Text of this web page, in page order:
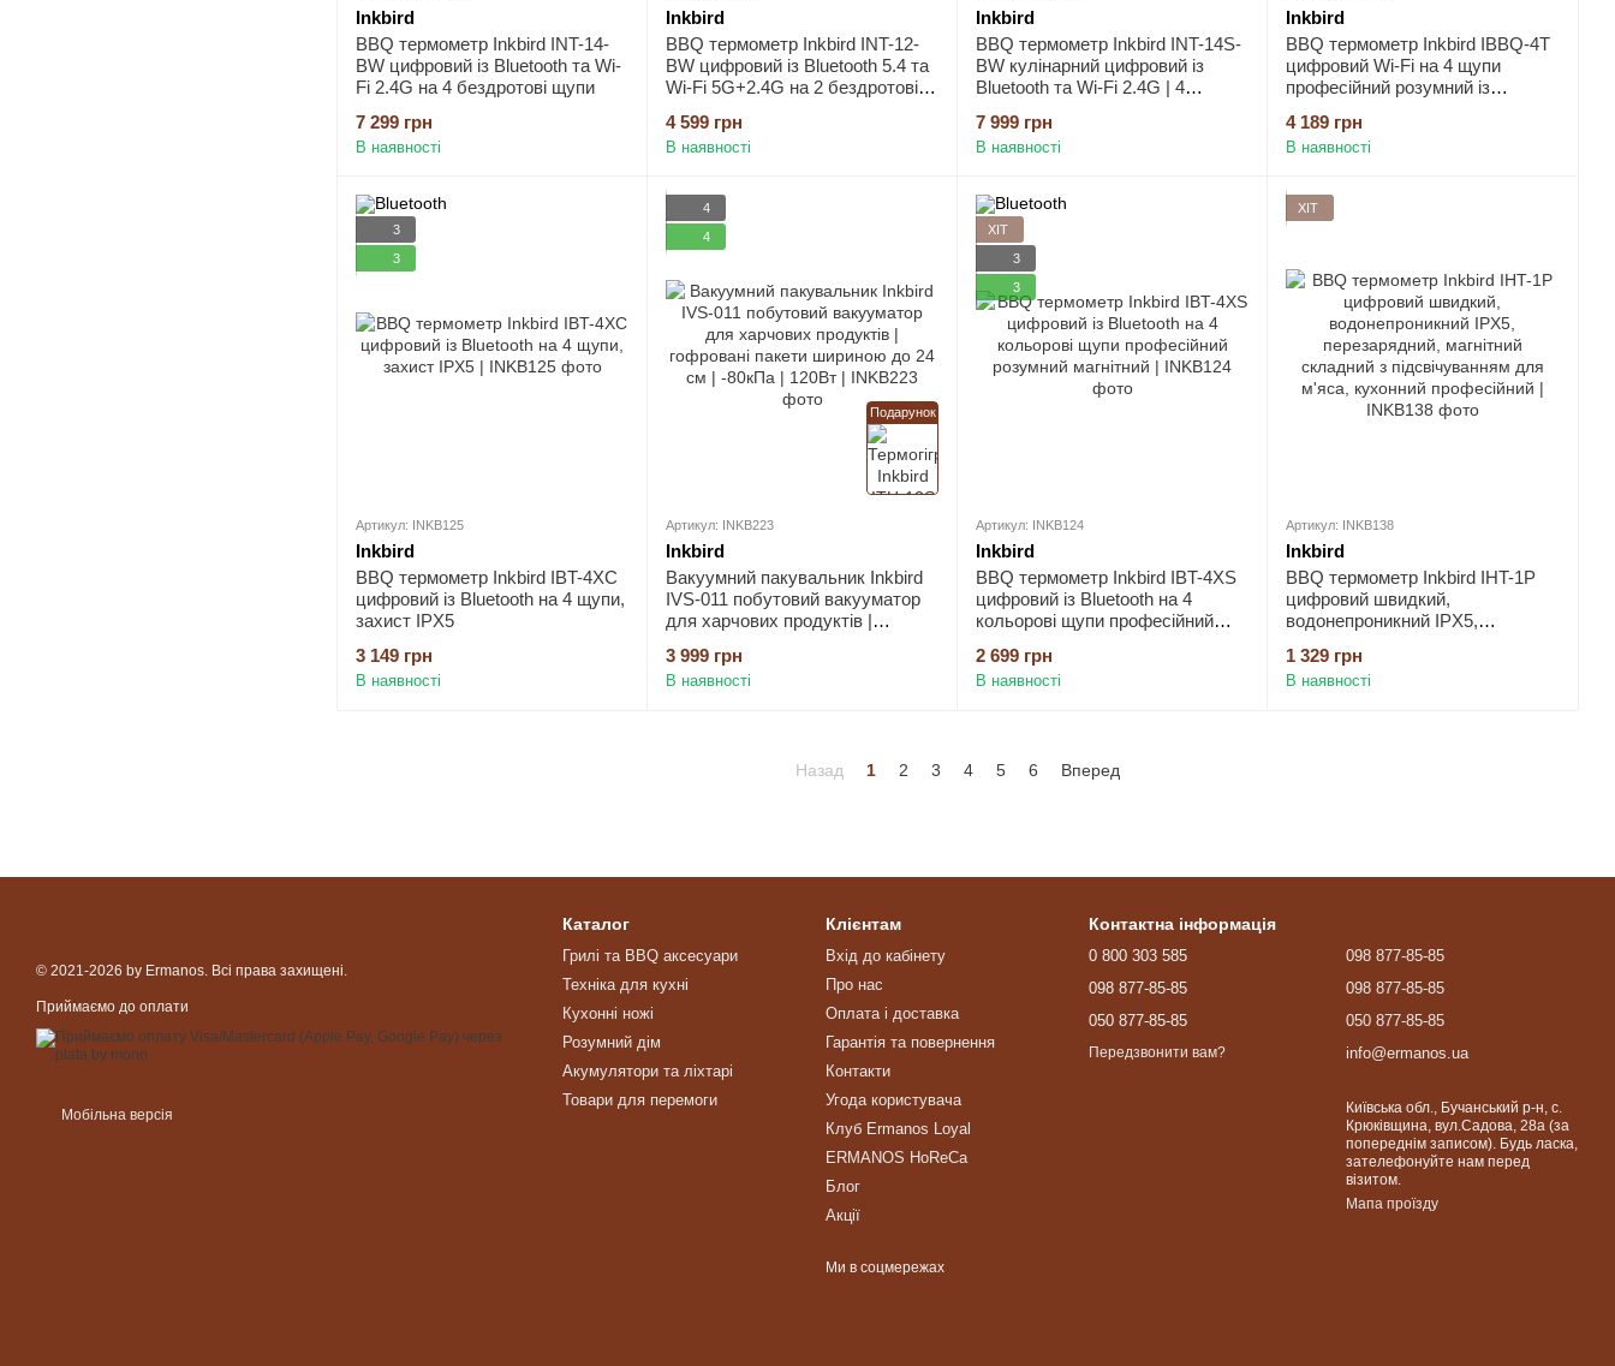
Inkbird
BBQ термометр Inkbird INT-14-
BW цифровий із Bluetooth та Wi-
Fi 2.4G на 4 бездротові щупи
7 299 грн
В наявності
Inkbird
BBQ термометр Inkbird INT-12-
BW цифровий із Bluetooth 5.4 та
Wi-Fi 5G+2.4G на 2 бездротові
4 599 грн
В наявності
Inkbird
BBQ термометр Inkbird INT-14S-
BW кулінарний цифровий із
Bluetooth та Wi-Fi 2.4G | 4
кожен, WiFi + Bluetooth 5.4,
точність ±0.3°C, IP67
7 999 грн
В наявності
Inkbird
BBQ термометр Inkbird IBBQ-4T
цифровий Wi-Fi на 4 щупи
професійний розумний із
4 189 грн
В наявності
3
3
Артикул: INKB125
Inkbird
BBQ термометр Inkbird IBT-4XC
цифровий із Bluetooth на 4 щупи,
захист IPX5
3 149 грн
В наявності
Подарунок
4
4
Артикул: INKB223
Inkbird
Вакуумний пакувальник Inkbird
IVS-011 побутовий вакууматор
для харчових продуктів |
см | -80кПа | 120Вт
3 999 грн
В наявності
ХІТ
3
3
Артикул: INKB124
Inkbird
BBQ термометр Inkbird IBT-4XS
цифровий із Bluetooth на 4
кольорові щупи професійний
2 699 грн
В наявності
ХІТ
Артикул: INKB138
Inkbird
BBQ термометр Inkbird IHT-1P
цифровий швидкий,
водонепроникний IPX5,
складний з підсвічуванням для
м'яса, кухонний професійний
1 329 грн
В наявності
Назад 1 2 3 4 5 6 Вперед
© 2021-2026 by Ermanos. Всі права захищені.
Приймаємо до оплати
Мобільна версія
Каталог
Грилі та BBQ аксесуари
Техніка для кухні
Кухонні ножі
Розумний дім
Акумулятори та ліхтарі
Товари для перемоги
Клієнтам
Вхід до кабінету
Про нас
Оплата і доставка
Гарантія та повернення
Контакти
Угода користувача
Клуб Ermanos Loyal
ERMANOS HoReCa
Блог
Акції
Ми в соцмережах
Контактна інформація
0 800 303 585
098 877-85-85
050 877-85-85
Передзвонити вам?
098 877-85-85
098 877-85-85
050 877-85-85
info@ermanos.ua
Київська обл., Бучанський р-н, с.
Крюківщина, вул.Садова, 28а (за
попереднім записом). Будь ласка,
зателефонуйте нам перед
візитом.
Мапа проїзду